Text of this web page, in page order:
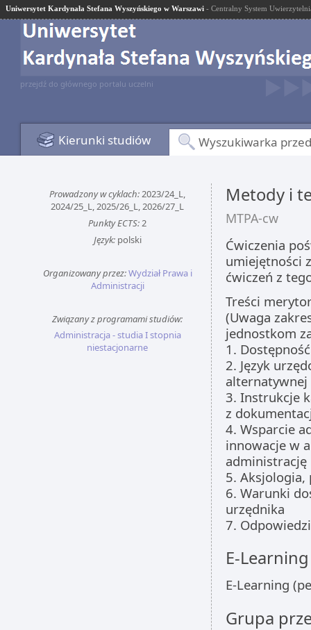
Uniwersytet Kardynała Stefana Wyszyńskiego w Warszawi - Centralny System
przejdź do głównego portalu uczelni
Kierunki studiów Wyszukiwarka
Prowadzony w cyklach:2023/24_L,
2024/25_L, 2025/26_L, 2026/27_L
Punkty ECTS:2
Język:polski
Organizowany przez:Wydział Prawa i
Administracji
Związany z programami studiów:
Administracja - studia I stopnia
niestacjonarne
Metody i
MTPA-cw
Ćwiczenia
umiejętności
ćwiczeń z
Treści
(Uwaga
jednostkom
1.
2. Język
3. Instrukcje
z
4. Wsparcie
innowacje w
administrację
5.
6. Warunki
urzędnika
7.
E-Learning
E-Learning
Grupa